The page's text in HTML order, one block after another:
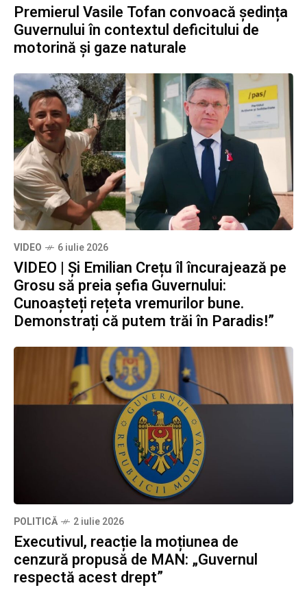
Premierul Vasile Tofan convoacă ședința
Guvernului în contextul deficitului de
motorină și gaze naturale
VIDEO 6 iulie 2026
VIDEO | Și Emilian Crețu îl încurajează pe
Grosu să preia șefia Guvernului:
Cunoașteți rețeta vremurilor bune.
Demonstrați că putem trăi în Paradis!”
POLITICĂ 2 iulie 2026
Executivul, reacție la moțiunea de
cenzură propusă de MAN: „Guvernul
respectă acest drept”